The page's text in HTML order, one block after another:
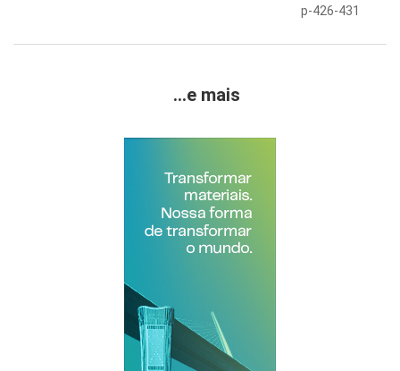
p-426-431
...e mais